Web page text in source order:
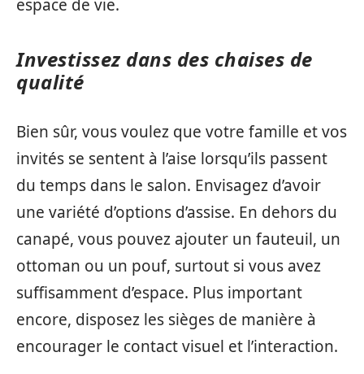
espace de vie.
Investissez dans des chaises de
qualité
Bien sûr, vous voulez que votre famille et vos
invités se sentent à l’aise lorsqu’ils passent
du temps dans le salon. Envisagez d’avoir
une variété d’options d’assise. En dehors du
canapé, vous pouvez ajouter un fauteuil, un
ottoman ou un pouf, surtout si vous avez
suffisamment d’espace. Plus important
encore, disposez les sièges de manière à
encourager le contact visuel et l’interaction.